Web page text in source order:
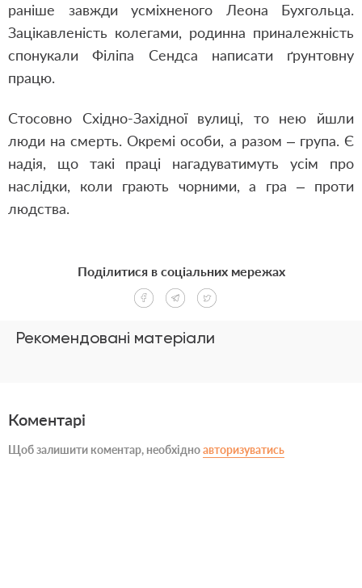
раніше завжди усміхненого Леона Бухгольца.
Зацікавленість колегами, родинна приналежність
спонукали Філіпа Сендса написати ґрунтовну
працю.
Стосовно Східно-Західної вулиці, то нею йшли
люди на смерть. Окремі особи, а разом – група. Є
надія, що такі праці нагадуватимуть усім про
наслідки, коли грають чорними, а гра – проти
людства.
Рекомендовані матеріали
Поділитися в соціальних мережах
Коментарі
Щоб залишити коментар, необхідноавторизуватись